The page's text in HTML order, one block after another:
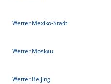
Wetter Mexiko-Stadt
Wetter Moskau
Wetter Beijing